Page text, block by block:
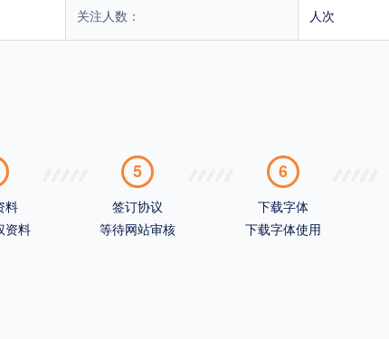
关注人数： 人次
料
资料
5
签订协议
等待网站审核
6
下载字体
下载字体使用